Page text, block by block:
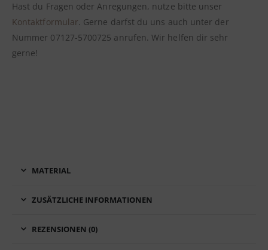
Hast du Fragen oder Anregungen, nutze bitte unser
Kontaktformular. Gerne darfst du uns auch unter der
Nummer 07127-5700725 anrufen. Wir helfen dir sehr
gerne!
MATERIAL
ZUSÄTZLICHE INFORMATIONEN
REZENSIONEN (0)